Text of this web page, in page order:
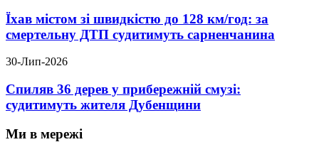
Їхав містом зі швидкістю до 128 км/год: за
смертельну ДТП судитимуть сарненчанина
30-Лип-2026
Спиляв 36 дерев у прибережній смузі:
судитимуть жителя Дубенщини
Ми в мережі